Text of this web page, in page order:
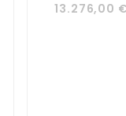
13.276,00